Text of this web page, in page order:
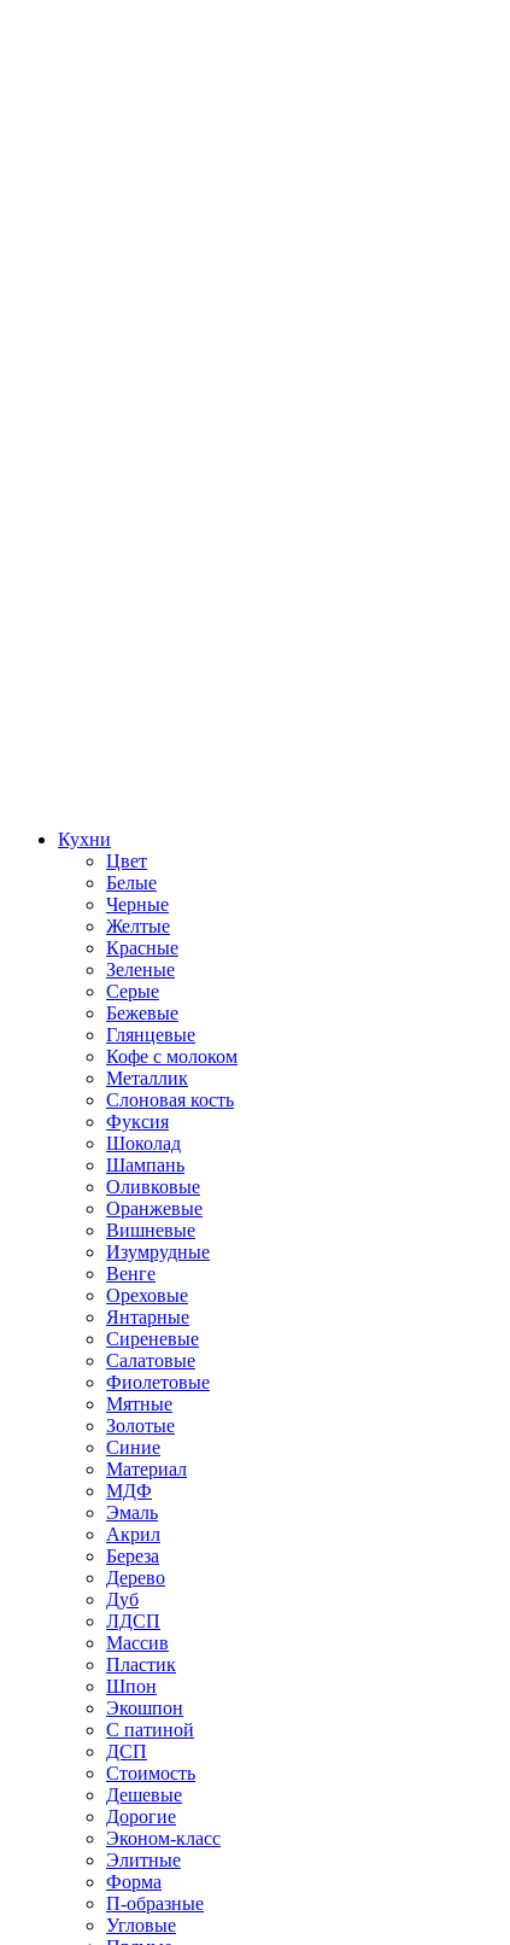
Кухни
Цвет
Белые
Черные
Желтые
Красные
Зеленые
Серые
Бежевые
Глянцевые
Кофе с молоком
Металлик
Слоновая кость
Фуксия
Шоколад
Шампань
Оливковые
Оранжевые
Вишневые
Изумрудные
Венге
Ореховые
Янтарные
Сиреневые
Салатовые
Фиолетовые
Мятные
Золотые
Синие
Материал
МДФ
Эмаль
Акрил
Береза
Дерево
Дуб
ЛДСП
Массив
Пластик
Шпон
Экошпон
С патиной
ДСП
Стоимость
Дешевые
Дорогие
Эконом-класс
Элитные
Форма
П-образные
Угловые